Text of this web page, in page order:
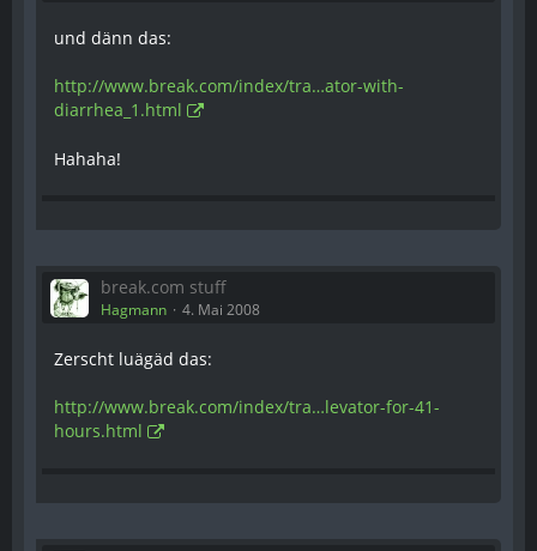
und dänn das:
http://www.break.com/index/tra…ator-with-
diarrhea_1.html
Hahaha!
break.com stuff
Hagmann 4. Mai 2008
Zerscht luägäd das:
http://www.break.com/index/tra…levator-for-41-
hours.html